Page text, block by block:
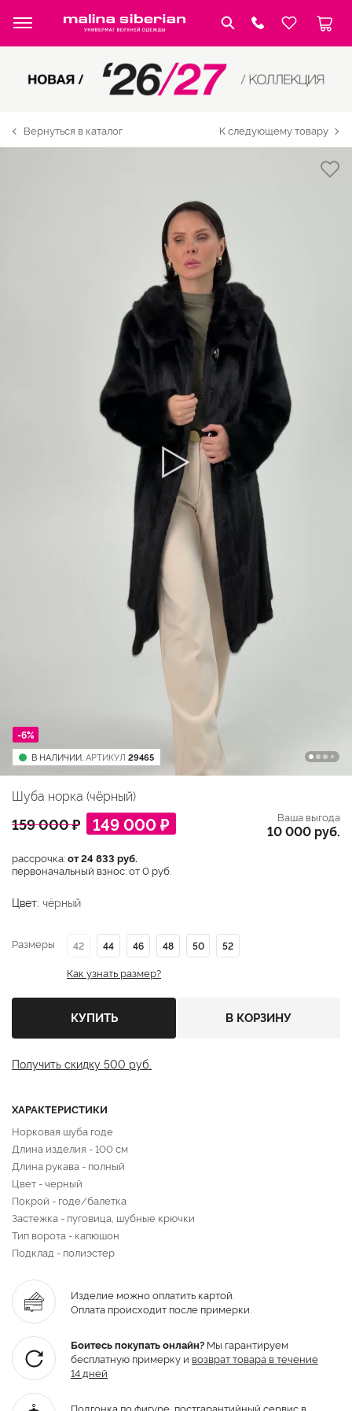
Вернуться в каталог К следующему товару
-6%
В НАЛИЧИИ, АРТИКУЛ 29465
Шуба норка (чёрный)
159 000 ₽ 149 000 ₽ Ваша выгода
10 000 руб.
рассрочка:от 24 833 руб.
первоначальный взнос: от 0 руб.
Цвет: чёрный
Размеры 42 44 46 48 50 52
Как узнать размер?
КУПИТЬ В КОРЗИНУ
Получить скидку 500 руб.
ХАРАКТЕРИСТИКИ
Норковая шуба годе
Длина изделия - 100 см
Длина рукава - полный
Цвет - черный
Покрой - годе/балетка
Застежка - пуговица, шубные крючки
Тип ворота - капюшон
Подклад - полиэстер
Изделие можно оплатить картой.
Оплата происходит после примерки.
Боитесь покупать онлайн? Мы гарантируем
бесплатную примерку и возврат товара в течение
14 дней
Подгонка по фигуре, постгарантийный сервис в